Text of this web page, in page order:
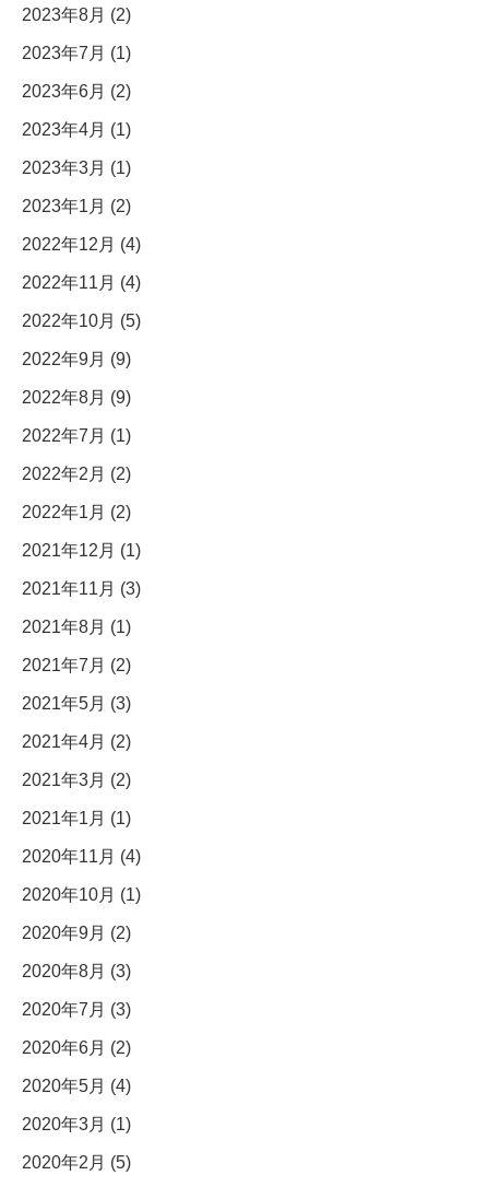
2023年8月 (2)
2023年7月 (1)
2023年6月 (2)
2023年4月 (1)
2023年3月 (1)
2023年1月 (2)
2022年12月 (4)
2022年11月 (4)
2022年10月 (5)
2022年9月 (9)
2022年8月 (9)
2022年7月 (1)
2022年2月 (2)
2022年1月 (2)
2021年12月 (1)
2021年11月 (3)
2021年8月 (1)
2021年7月 (2)
2021年5月 (3)
2021年4月 (2)
2021年3月 (2)
2021年1月 (1)
2020年11月 (4)
2020年10月 (1)
2020年9月 (2)
2020年8月 (3)
2020年7月 (3)
2020年6月 (2)
2020年5月 (4)
2020年3月 (1)
2020年2月 (5)